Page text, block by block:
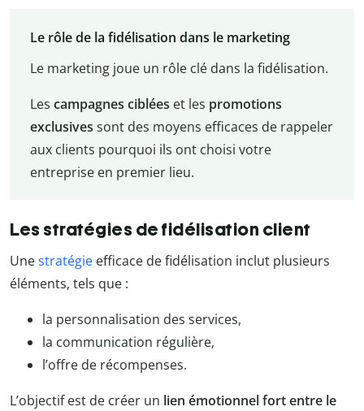
Le rôle de la fidélisation dans le marketing
Le marketing joue un rôle clé dans la fidélisation.
Les campagnes ciblées et les promotions
exclusives sont des moyens efficaces de rappeler
aux clients pourquoi ils ont choisi votre
entreprise en premier lieu.
Les stratégies de fidélisation client
Unestratégie efficace de fidélisation inclut plusieurs
éléments, tels que :
la personnalisation des services,
la communication régulière,
l’offre de récompenses.
L’objectif est de créer un lien émotionnel fort entre le